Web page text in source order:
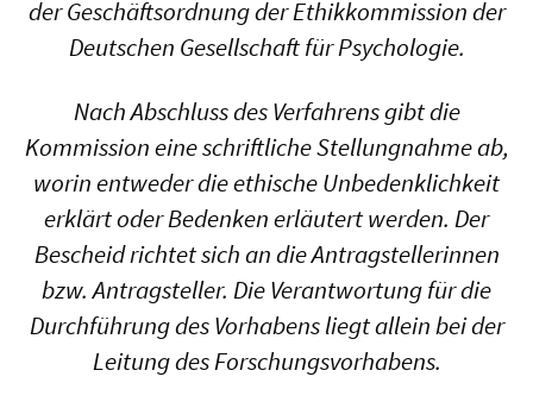
der Geschäftsordnung der Ethikkommission der
Deutschen Gesellschaft für Psychologie.
Nach Abschluss des Verfahrens gibt die
Kommission eine schriftliche Stellungnahme ab,
worin entweder die ethische Unbedenklichkeit
erklärt oder Bedenken erläutert werden. Der
Bescheid richtet sich an die Antragstellerinnen
bzw. Antragsteller. Die Verantwortung für die
Durchführung des Vorhabens liegt allein bei der
Leitung des Forschungsvorhabens.